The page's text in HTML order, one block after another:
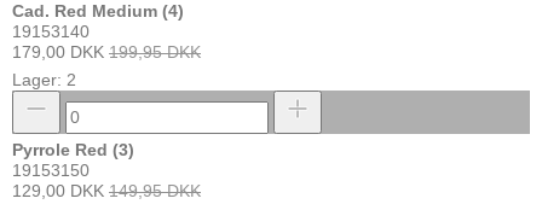
Cad. Red Medium (4)
19153140
179,00 DKK 199,95 DKK
Lager: 2
Pyrrole Red (3)
19153150
129,00 DKK 149,95 DKK